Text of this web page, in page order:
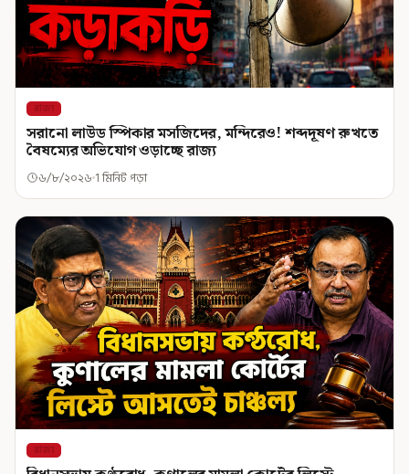
রাজ্য
সরানো লাউড স্পিকার মসজিদের, মন্দিরেও! শব্দদূষণ রুখতে
বৈষম্যের অভিযোগ ওড়াচ্ছে রাজ্য
৬/৮/২০২৬ 1 মিনিট পড়া
রাজ্য